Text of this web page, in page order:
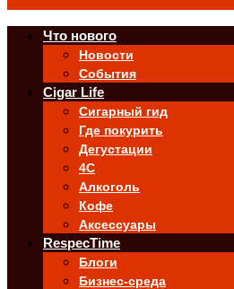
Что нового
Новости
События
Cigar Life
Сигарный гид
Где покурить
Дегустации
4C
Алкоголь
Кофе
Аксессуары
RespecTime
Блоги
Бизнес-среда